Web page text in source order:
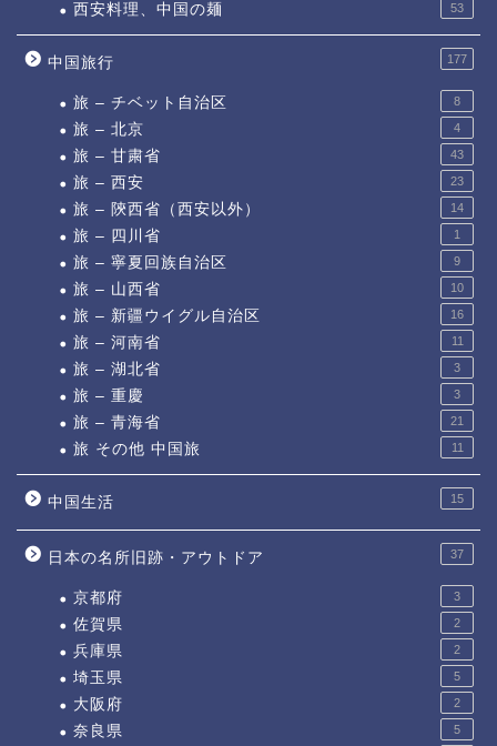
西安料理、中国の麺 53
中国旅行 177
旅 – チベット自治区 8
旅 – 北京 4
旅 – 甘粛省 43
旅 – 西安 23
旅 – 陝西省（西安以外） 14
旅 – 四川省 1
旅 – 寧夏回族自治区 9
旅 – 山西省 10
旅 – 新疆ウイグル自治区 16
旅 – 河南省 11
旅 – 湖北省 3
旅 – 重慶 3
旅 – 青海省 21
旅 その他 中国旅 11
中国生活 15
日本の名所旧跡・アウトドア 37
京都府 3
佐賀県 2
兵庫県 2
埼玉県 5
大阪府 2
奈良県 5